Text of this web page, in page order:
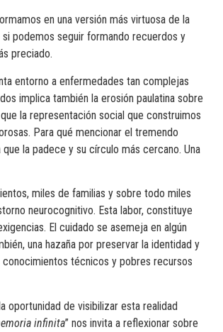
en una versión más virtuosa de la
podemos seguir formando recuerdos y
preciado.
entorno a enfermedades tan complejas
implica también la erosión paulatina sobre
la representación social que construimos
Para qué mencionar el tremendo
la padece y su círculo más cercano. Una
miles de familias y sobre todo miles
neurocognitivo. Esta labor, constituye
El cuidado se asemeja en algún
una hazaña por preservar la identidad y
conocimientos técnicos y pobres recursos
oportunidad de visibilizar esta realidad
infinita” nos invita a reflexionar sobre